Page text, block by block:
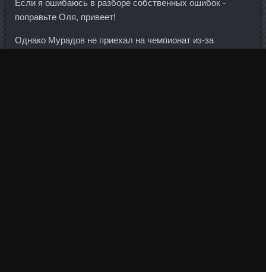
Если я ошибаюсь в разборе собственных ошибок -
поправьте Оля, привеет!
Однако Мурадов не приехал на чемпионат из-за